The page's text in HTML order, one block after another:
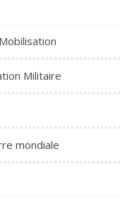
Militaire
mondiale